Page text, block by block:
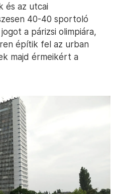
és az utcai
40-40 sportoló
a párizsi olimpiára,
építik fel az urban
majd érmeikért a